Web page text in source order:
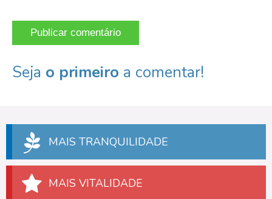
Seja o primeiro a comentar!
MAIS TRANQUILIDADE
MAIS VITALIDADE